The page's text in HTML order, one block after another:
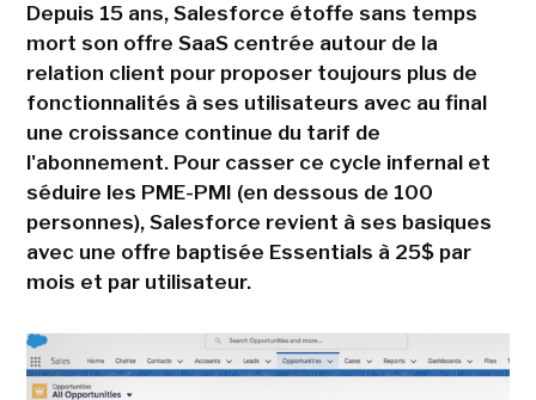
Depuis 15 ans, Salesforce étoffe sans temps
mort son offre SaaS centrée autour de la
relation client pour proposer toujours plus de
fonctionnalités à ses utilisateurs avec au final
une croissance continue du tarif de
l'abonnement. Pour casser ce cycle infernal et
séduire les PME-PMI (en dessous de 100
personnes), Salesforce revient à ses basiques
avec une offre baptisée Essentials à 25$ par
mois et par utilisateur.